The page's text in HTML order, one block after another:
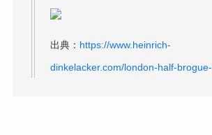
出典： https://www.heinrich-
dinkelacker.com/london-half-